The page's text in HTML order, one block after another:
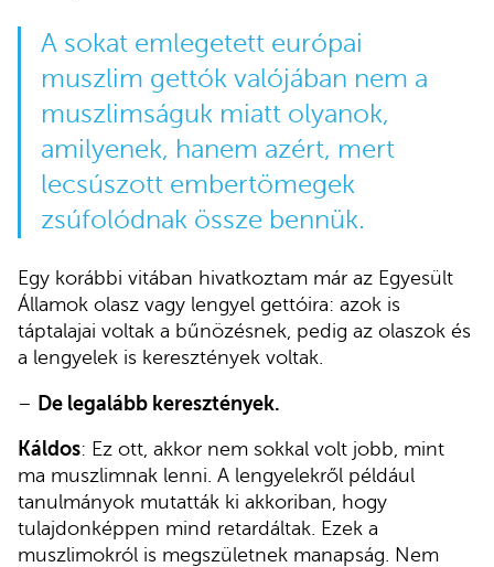
A sokat emlegetett európai
muszlim gettók valójában nem a
muszlimságuk miatt olyanok,
amilyenek, hanem azért, mert
lecsúszott embertömegek
zsúfolódnak össze bennük.
Egy korábbi vitában hivatkoztam már az Egyesült
Államok olasz vagy lengyel gettóira: azok is
táptalajai voltak a bűnözésnek, pedig az olaszok és
a lengyelek is keresztények voltak.
– De legalább keresztények.
Káldos: Ez ott, akkor nem sokkal volt jobb, mint
ma muszlimnak lenni. A lengyelekről például
tanulmányok mutatták ki akkoriban, hogy
tulajdonképpen mind retardáltak. Ezek a
muszlimokról is megszületnek manapság. Nem